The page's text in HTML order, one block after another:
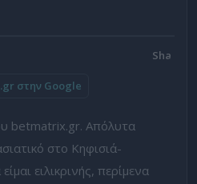
στην Google
betmatrix.gr. Απόλυτα
στο Κηφισιά-
ειλικρινής, περίμενα